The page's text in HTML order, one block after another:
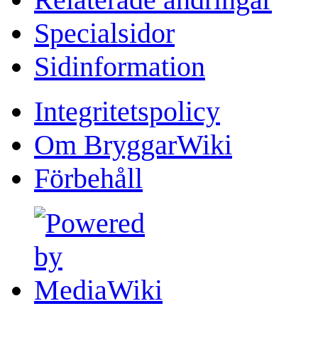
Specialsidor
Sidinformation
Integritetspolicy
Om BryggarWiki
Förbehåll